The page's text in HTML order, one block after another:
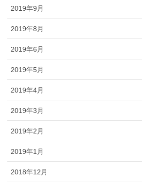
2019年9月
2019年8月
2019年6月
2019年5月
2019年4月
2019年3月
2019年2月
2019年1月
2018年12月